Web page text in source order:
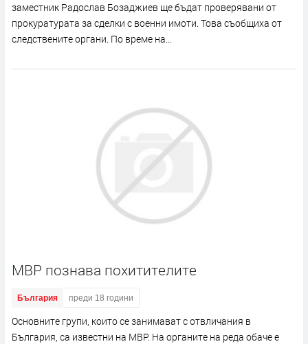
замeстник Радослав Бозаджиев ще бъдат проверявани от
прокуратурата за сделки с военни имоти. Това съобщиха от
следствените органи. По време на...
МВР познава похитителите
България преди 18 години
Основните групи, които се занимават с отвличания в
България, са известни на МВР. На органите на реда обаче е